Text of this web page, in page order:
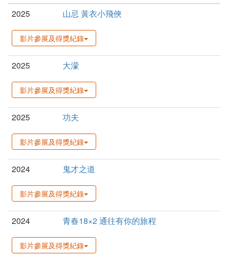
2025
山忌 黃衣小飛俠
影片參展及得獎紀錄
2025 大濛
影片參展及得獎紀錄
2025 功夫
影片參展及得獎紀錄
2024 鬼才之道
影片參展及得獎紀錄
2024 青春18×2 通往有你的旅程
影片參展及得獎紀錄